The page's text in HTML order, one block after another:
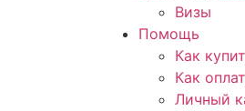
Визы
Помощь
Как
Как
Личный